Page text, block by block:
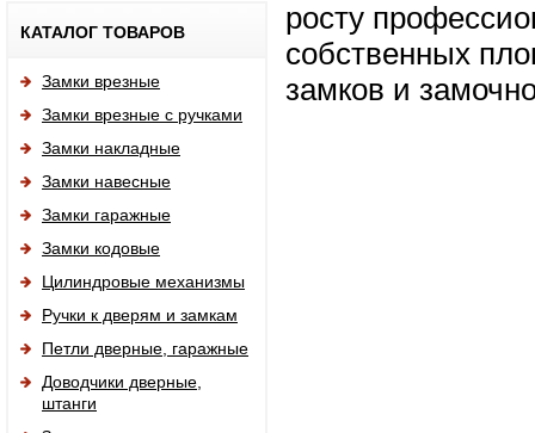
КАТАЛОГ ТОВАРОВ
Замки врезные
Замки врезные с ручками
Замки накладные
Замки навесные
Замки гаражные
Замки кодовые
Цилиндровые механизмы
Ручки к дверям и замкам
Петли дверные, гаражные
Доводчики дверные,
штанги
росту
собственных
замков и